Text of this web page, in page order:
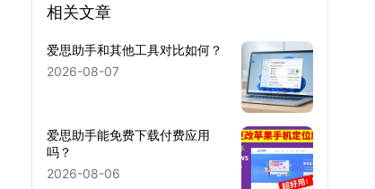
相关文章
爱思助手和其他工具对比如何？
2026-08-07
爱思助手能免费下载付费应用
吗？
2026-08-06